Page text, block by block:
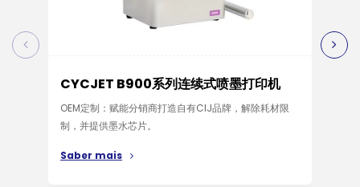
CYCJET B900系列连续式喷墨打印机
OEM定制：赋能分销商打造自有CIJ品牌，解除耗材限
制，并提供墨水芯片。
Saber mais